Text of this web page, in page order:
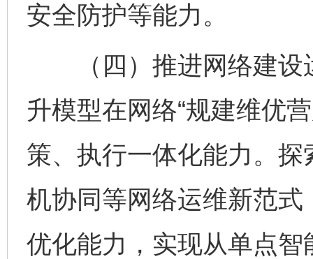
安全防护等能力。
（四）推进网络建设
升模型在网络“规建维优
策、执行一体化能力。
机协同等网络运维新范
优化能力，实现从单点